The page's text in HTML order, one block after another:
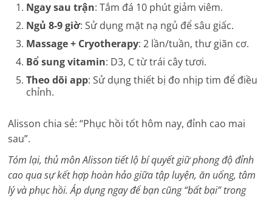
Ngay sau trận: Tắm đá 10 phút giảm viêm.
Ngủ 8-9 giờ: Sử dụng mặt nạ ngủ để sâu giấc.
Massage + Cryotherapy: 2 lần/tuần, thư giãn cơ.
Bổ sung vitamin: D3, C từ trái cây tươi.
Theo dõi app: Sử dụng thiết bị đo nhịp tim để điều
chỉnh.
Alisson chia sẻ: “Phục hồi tốt hôm nay, đỉnh cao mai
sau”.
Tóm lại, thủ môn Alisson tiết lộ bí quyết giữ phong độ đỉnh
cao qua sự kết hợp hoàn hảo giữa tập luyện, ăn uống, tâm
lý và phục hồi. Áp dụng ngay để bạn cũng “bất bại” trong